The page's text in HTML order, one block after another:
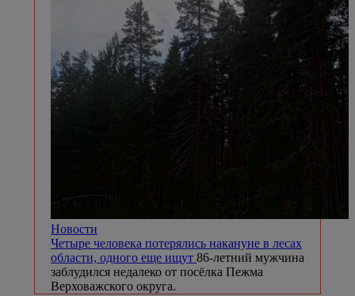
Новости
Четыре человека потерялись накануне в лесах
области, одного еще ищут 86-летний мужчина
заблудился недалеко от посёлка Пежма
Верховажского округа.